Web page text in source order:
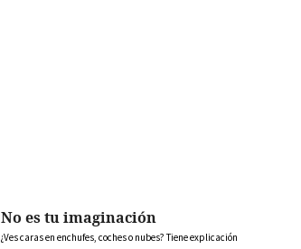
No es tu imaginación
¿Ves caras en enchufes, coches o nubes? Tiene explicación